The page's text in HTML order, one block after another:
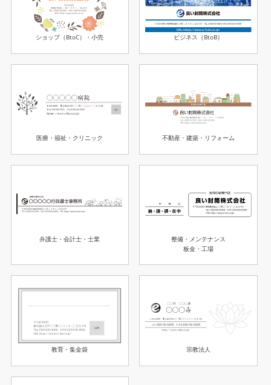
ショップ（BtoC）・小売 ビジネス（BtoB）
医療・福祉・クリニック 不動産・建築・リフォーム
弁護士・会計士・士業
整備・メンテナンス
板金・工場
教育・集金袋 宗教法人